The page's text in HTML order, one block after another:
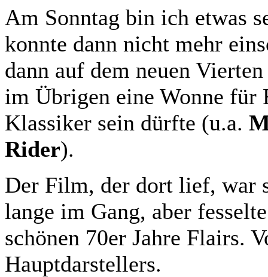
Am Sonntag bin ich etwas
konnte dann nicht mehr
dann auf dem neuen
im Übrigen eine Wonne für
Klassiker sein dürfte (u.a.
Rider).
Der Film, der dort lief, war
lange im Gang, aber
schönen 70er Jahre Flairs.
Hauptdarstellers.